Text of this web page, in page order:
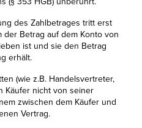
des Zahlbetrages tritt erst
Betrag auf dem Konto von
ist und sie den Betrag
erhält.
(wie z.B. Handelsvertreter,
Käufer nicht von seiner
zwischen dem Käufer und
Vertrag.